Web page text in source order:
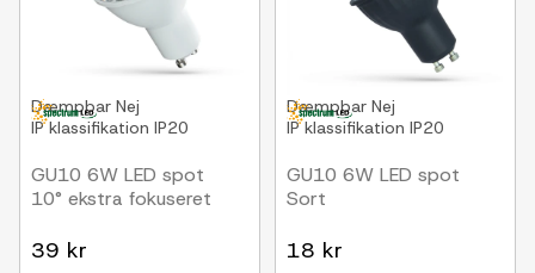
Dæmpbar Nej
IP klassifikation IP20
GU10 6W LED spot
10° ekstra fokuseret
39 kr
Dæmpbar Nej
IP klassifikation IP20
GU10 6W LED spot
Sort
18 kr